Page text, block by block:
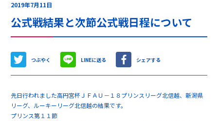
2019年7月11日
公式戦結果と次節公式戦日程について
つぶやく LINEに送る シェアする
先日行われました高円宮杯ＪＦＡＵ－１８プリンスリーグ北信越、新潟県
リーグ、ルーキーリーグ北信越の結果です。
プリンス第１１節